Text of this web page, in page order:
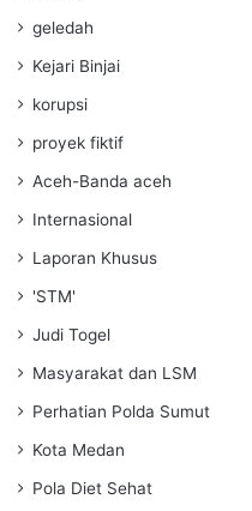
geledah
Kejari Binjai
korupsi
proyek fiktif
Aceh-Banda aceh
Internasional
Laporan Khusus
'STM'
Judi Togel
Masyarakat dan LSM
Perhatian Polda Sumut
Kota Medan
Pola Diet Sehat